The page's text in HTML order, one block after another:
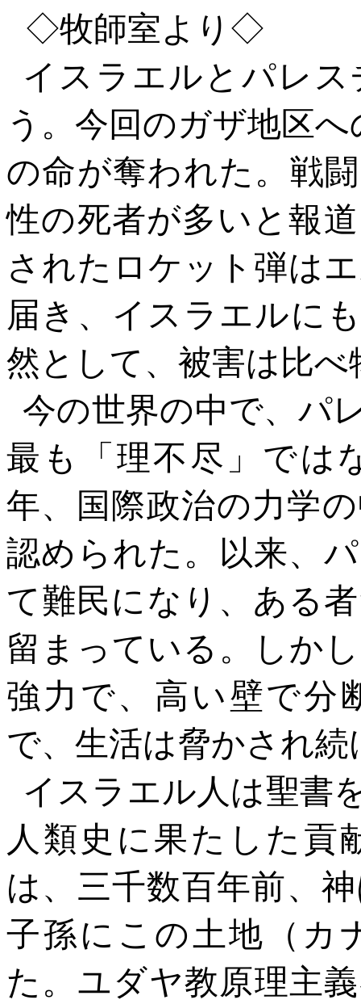
◇牧師室より ◇
イスラエルとパレ
う。今回のガザ地区
の命が奪われた。戦
性の死者が多いと報
されたロケット弾は
届き、イスラエルに
然として、被害は比
今の世界の中で、パ
最も「理不尽」では
年、 国際政治の力学
認められた。以来、
て難民になり、ある
留まっている。しか
強力で、高い壁で分
で、生活は脅かされ
イスラエル人は聖書
人類史に果たした貢
は、三千数百年前、
子孫にこの土地（カ
た。ユダヤ教原理主